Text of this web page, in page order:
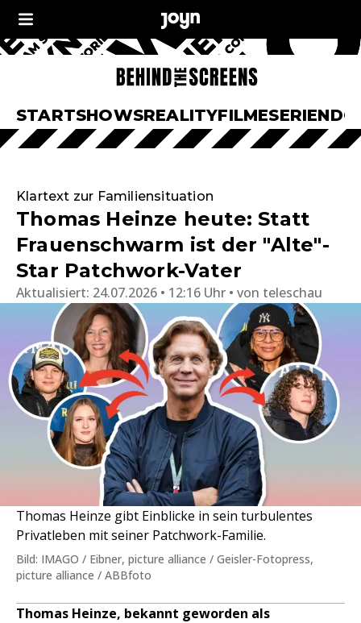
STARTSHOWSREALITYFILMESERIEN
Klartext zur Familiensituation
Thomas Heinze heute: Statt
Frauenschwarm ist der "Alte"-
Star Patchwork-Vater
Aktualisiert: 24.07.2026 • 12:16 Uhr von teleschau
Thomas Heinze gibt Einblicke in sein turbulentes
Privatleben mit seiner Patchwork-Familie.
Bild: IMAGO / Eibner, picture alliance / Geisler-Fotopress,
picture alliance / ABBfoto
Thomas Heinze, bekannt geworden als